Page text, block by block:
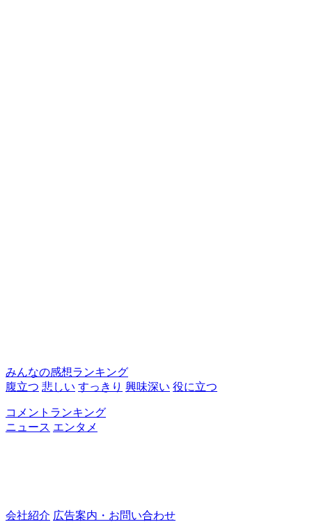
みんなの感想ランキング
腹立つ 悲しい すっきり 興味深い 役に立つ
コメントランキング
ニュース エンタメ
会社紹介 広告案内・お問い合わせ